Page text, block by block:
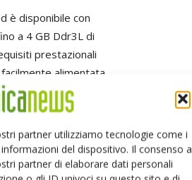
partner utilizziamo tecnologie come i
del dispositivo. Il consenso a
partner di elaborare dati personali
è disponibile con
a 4 GB Ddr3L di
prestazionali
alimentata
necessitano di
del calore
della propria
primarie come